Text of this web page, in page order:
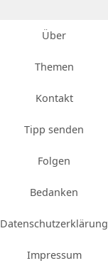
Über
Themen
Kontakt
Tipp senden
Folgen
Bedanken
Datenschutzerklärung
Impressum